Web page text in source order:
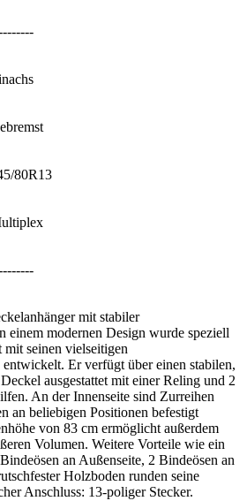
80R13
mit stabiler
modernen Design wurde speziell
mit seinen vielseitigen
Er verfügt über einen stabilen,
ausgestattet mit einer Reling und 2
An der Innenseite sind Zurreihen
an beliebigen Positionen befestigt
von 83 cm ermöglicht außerdem
Volumen. Weitere Vorteile wie ein
an Außenseite, 2 Bindeösen an
Holzboden runden seine
Anschluss: 13-poliger Stecker.